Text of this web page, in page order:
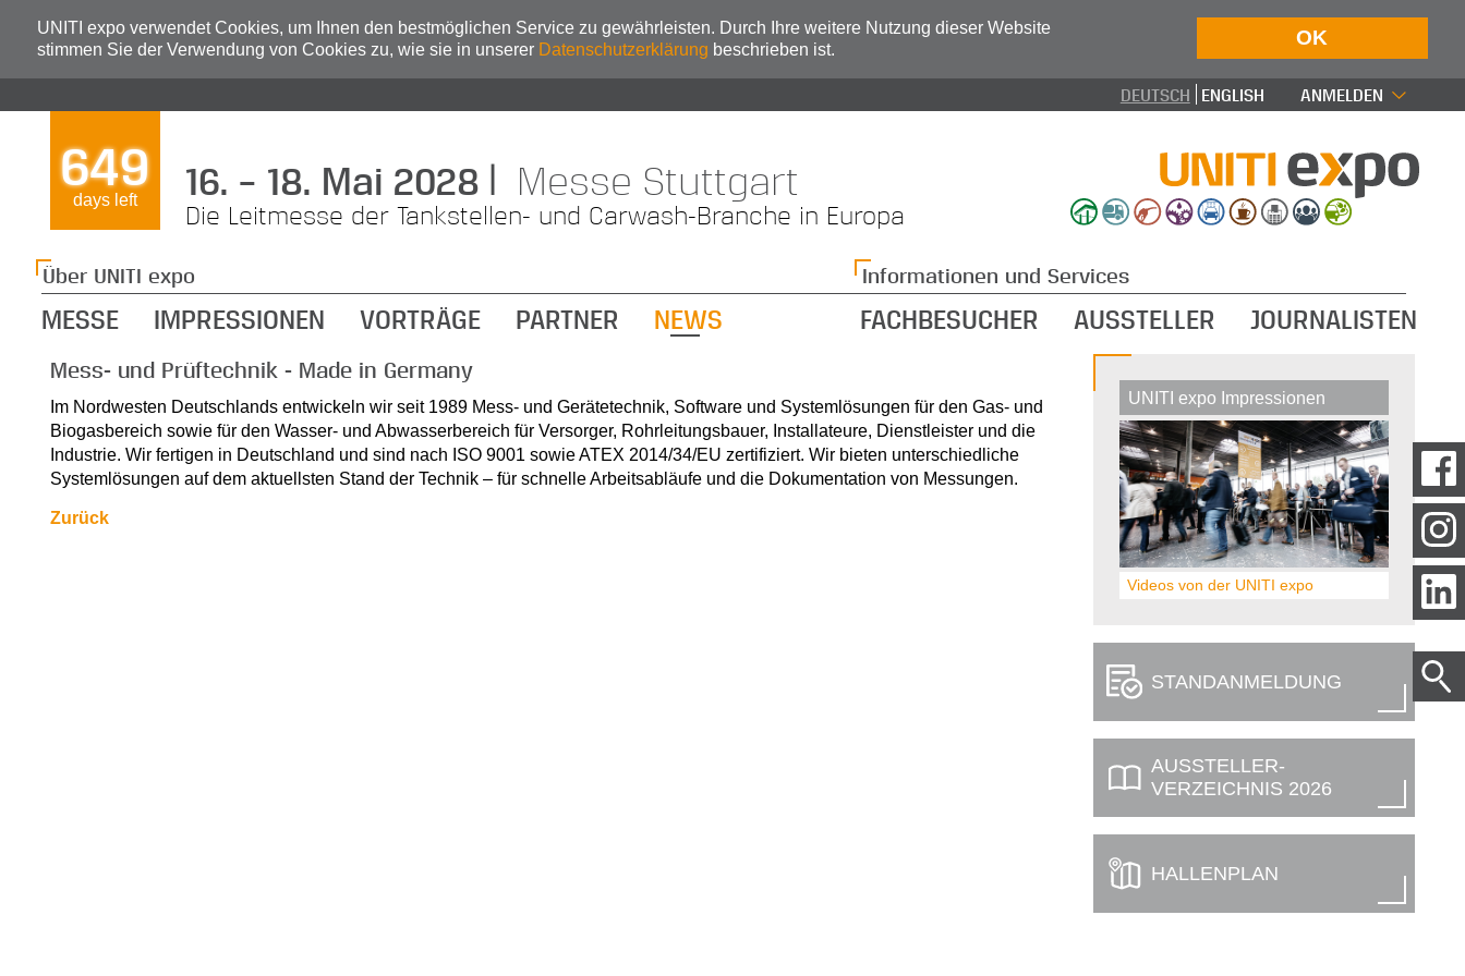
UNITI expo verwendet Cookies, um Ihnen den bestmöglichen Service zu gewährleisten. Durch Ihre weitere Nutzung dieser Website
stimmen Sie der Verwendung von Cookies zu, wie sie in unserer Datenschutzerklärung beschrieben ist. OK
DEUTSCH ENGLISH ANMELDEN
649
days left 16. – 18. Mai 2028 | Messe Stuttgart
Die Leitmesse der Tankstellen- und Carwash-Branche in Europa
Über UNITI expo
MESSE IMPRESSIONEN VORTRÄGE PARTNER NEWS
Informationen und Services
FACHBESUCHER AUSSTELLER JOURNALISTEN
Mess- und Prüftechnik - Made in Germany
Im Nordwesten Deutschlands entwickeln wir seit 1989 Mess- und Gerätetechnik, Software und Systemlösungen für den Gas- und
Biogasbereich sowie für den Wasser- und Abwasserbereich für Versorger, Rohrleitungsbauer, Installateure, Dienstleister und die
Industrie. Wir fertigen in Deutschland und sind nach ISO 9001 sowie ATEX 2014/34/EU zertifiziert. Wir bieten unterschiedliche
Systemlösungen auf dem aktuellsten Stand der Technik – für schnelle Arbeitsabläufe und die Dokumentation von Messungen.
Zurück
UNITI expo Impressionen
Videos von der UNITI expo
STAND­ANMELDUNG
AUSSTELLER­
VERZEICHNIS 2026
HALLENPLAN